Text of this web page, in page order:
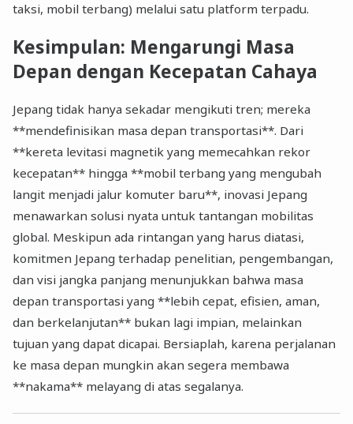
taksi, mobil terbang) melalui satu platform terpadu.
Kesimpulan: Mengarungi Masa
Depan dengan Kecepatan Cahaya
Jepang tidak hanya sekadar mengikuti tren; mereka
**mendefinisikan masa depan transportasi**. Dari
**kereta levitasi magnetik yang memecahkan rekor
kecepatan** hingga **mobil terbang yang mengubah
langit menjadi jalur komuter baru**, inovasi Jepang
menawarkan solusi nyata untuk tantangan mobilitas
global. Meskipun ada rintangan yang harus diatasi,
komitmen Jepang terhadap penelitian, pengembangan,
dan visi jangka panjang menunjukkan bahwa masa
depan transportasi yang **lebih cepat, efisien, aman,
dan berkelanjutan** bukan lagi impian, melainkan
tujuan yang dapat dicapai. Bersiaplah, karena perjalanan
ke masa depan mungkin akan segera membawa
**nakama** melayang di atas segalanya.